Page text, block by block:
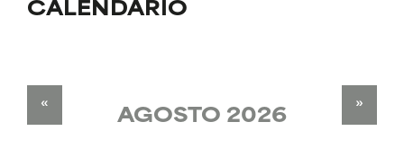
CALENDARIO
AGOSTO 2026
« »